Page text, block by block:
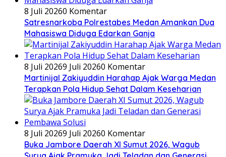
8 Juli 20260 Komentar
Satresnarkoba Polrestabes Medan Amankan Dua
Mahasiswa Diduga Edarkan Ganja
8 Juli 20269 Juli 20260 Komentar
Martinijal Zakiyuddin Harahap Ajak Warga Medan
Terapkan Pola Hidup Sehat Dalam Keseharian
8 Juli 20269 Juli 20260 Komentar
Buka Jambore Daerah XI Sumut 2026, Wagub